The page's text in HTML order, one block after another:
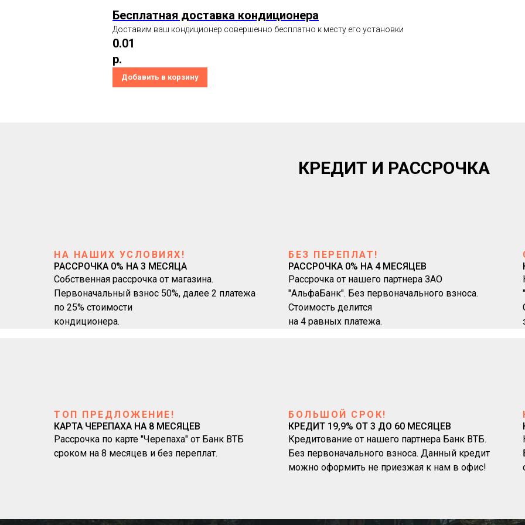
Бесплатная доставка кондиционера
Доставим ваш кондиционер совершенно бесплатно к месту его установки
0.01
р.
Добавить в корзину
КРЕДИТ И РАССРОЧКА
НА НАШИХ УСЛОВИЯХ!
РАССРОЧКА 0% НА 3 МЕСЯЦА
Собственная рассрочка от магазина.
Первоначальный взнос 50%, далее 2 платежа
по 25% стоимости
кондиционера.
БЕЗ ПЕРЕПЛАТ!
РАССРОЧКА 0% НА 4 МЕСЯЦЕВ
Рассрочка от нашего партнера ЗАО
"АльфаБанк". Без первоначального взноса.
Стоимость делится
на 4 равных платежа.
ТОП ПРЕДЛОЖЕНИЕ!
КАРТА ЧЕРЕПАХА НА 8 МЕСЯЦЕВ
Рассрочка по карте "Черепаха" от Банк ВТБ
сроком на 8 месяцев и без переплат.
БОЛЬШОЙ СРОК!
КРЕДИТ 19,9% ОТ 3 ДО 60 МЕСЯЦЕВ
Кредитование от нашего партнера Банк ВТБ.
Без первоначального взноса. Данный кредит
можно оформить не приезжая к нам в офис!